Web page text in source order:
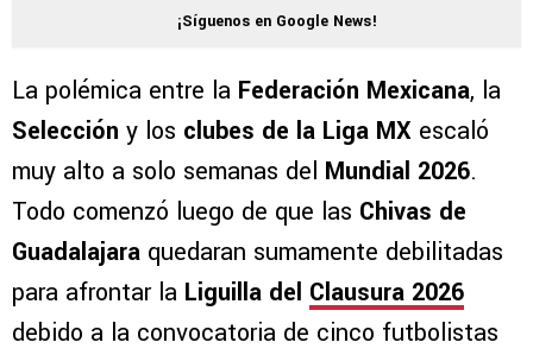
¡Síguenos en Google News!
La polémica entre la Federación Mexicana, la
Selección y los clubes de la Liga MX escaló
muy alto a solo semanas del Mundial 2026.
Todo comenzó luego de que las Chivas de
Guadalajara quedaran sumamente debilitadas
para afrontar la Liguilla del Clausura 2026
debido a la convocatoria de cinco futbolistas